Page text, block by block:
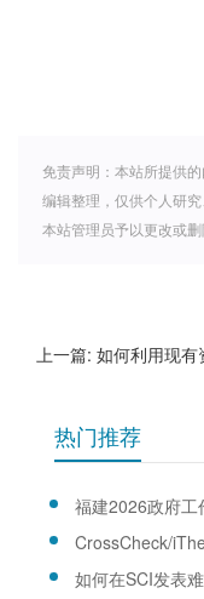
免责声明：本站所提供
编辑整理，仅供个人研
本站管理员予以更改或删
上一篇: 如何利用现有资料，去发表高水平的SCI
热门推荐
如何在SCI发表